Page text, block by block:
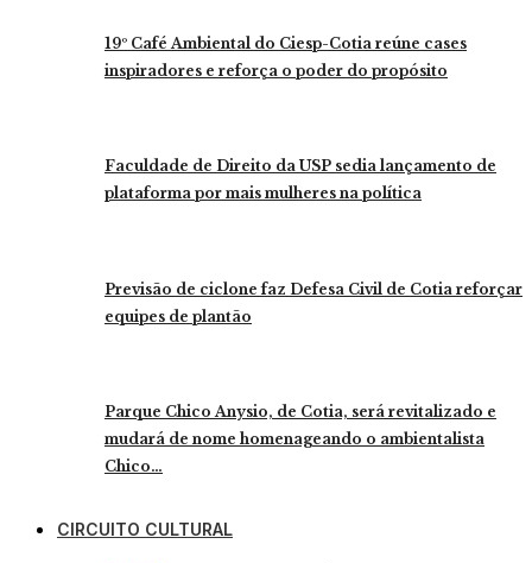
19º Café Ambiental do Ciesp-Cotia reúne cases
inspiradores e reforça o poder do propósito
Faculdade de Direito da USP sedia lançamento de
plataforma por mais mulheres na política
Previsão de ciclone faz Defesa Civil de Cotia reforçar
equipes de plantão
Parque Chico Anysio, de Cotia, será revitalizado e
mudará de nome homenageando o ambientalista
Chico…
CIRCUITO CULTURAL